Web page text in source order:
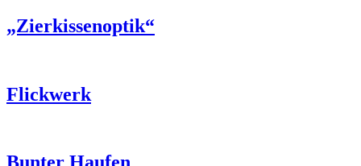
„Zierkissenoptik“
Flickwerk